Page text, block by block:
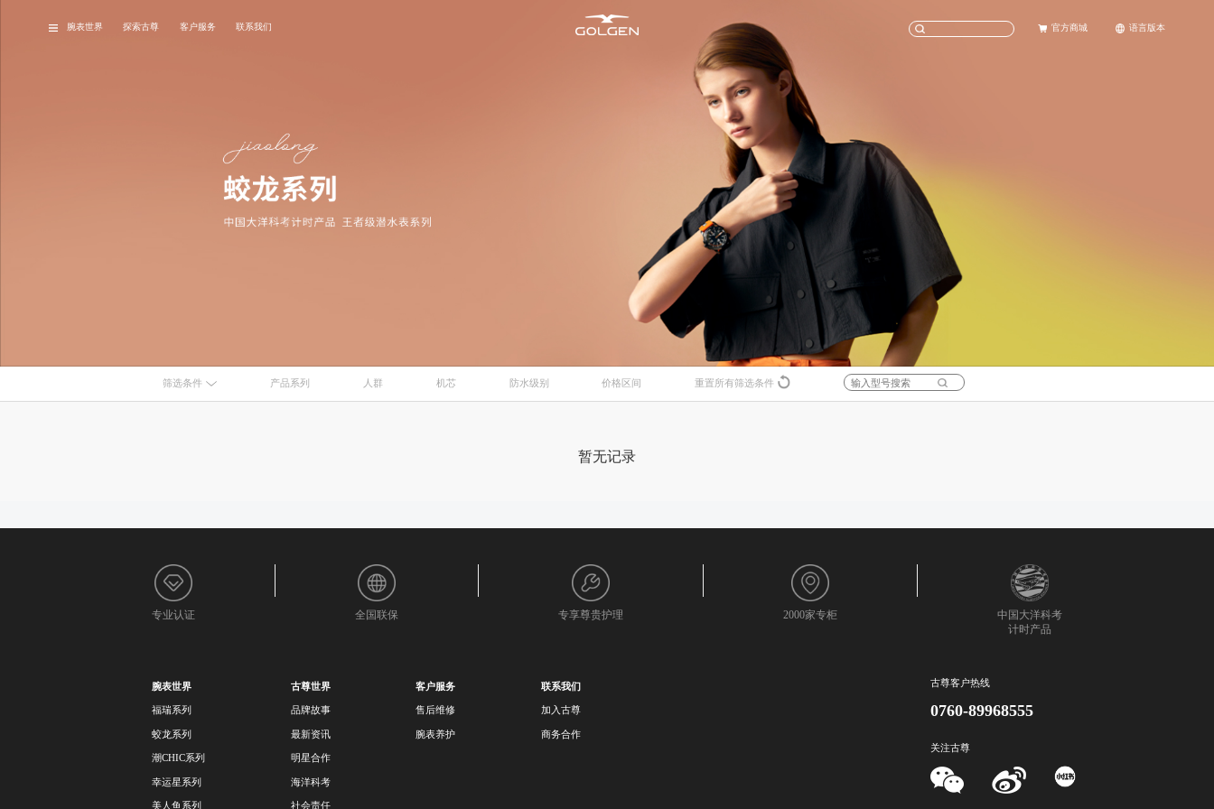
腕表世界
经典腕表 男士腕表
探索古尊
品牌故事 最新资讯 海洋科考
客户服务
腕表养护
联系我们
商务合作
官方商城
语言版本
筛选条件 产品系列 人群 机芯 防水级别 价格区间 重置所有筛选条件
暂无记录
专业认证 全国联保 专享尊贵护理 2000家专柜
中国大洋科考
计时产品
腕表世界
福瑞系列
蛟龙系列
潮CHIC系列
幸运星系列
美人鱼系列
古尊世界
品牌故事
最新资讯
明星合作
海洋科考
社会责任
客户服务
售后维修
腕表养护
联系我们
加入古尊
商务合作
古尊客户热线
0760-89968555
关注古尊